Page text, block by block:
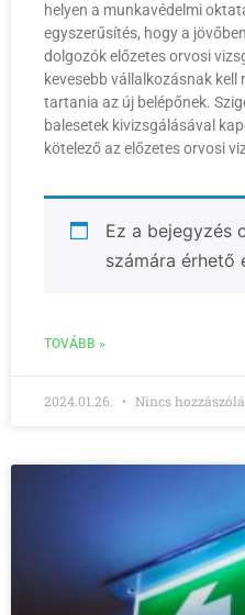
helyen a munkavédelmi
egyszerűsítés, hogy a
dolgozók előzetes orvosi
kevesebb vállalkozásnak
tartania az új belépőnek.
balesetek kivizsgálásával
kötelező az előzetes orvosi
Ez a bejegyzés
számára érhető
TOVÁBB »
2024.01.26. Nincs